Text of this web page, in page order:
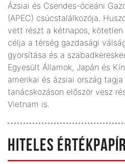
Ázsiai és Csendes-óceáni
(APEC) csúcstalálkozója.
vett részt a kétnapos,
célja a térség gazdasági
gyorsítása és a
Egyesült Államok, Japán és
amerikai és ázsiai ország
tanácskozáson először vesz
Vietnam is.
HITELES